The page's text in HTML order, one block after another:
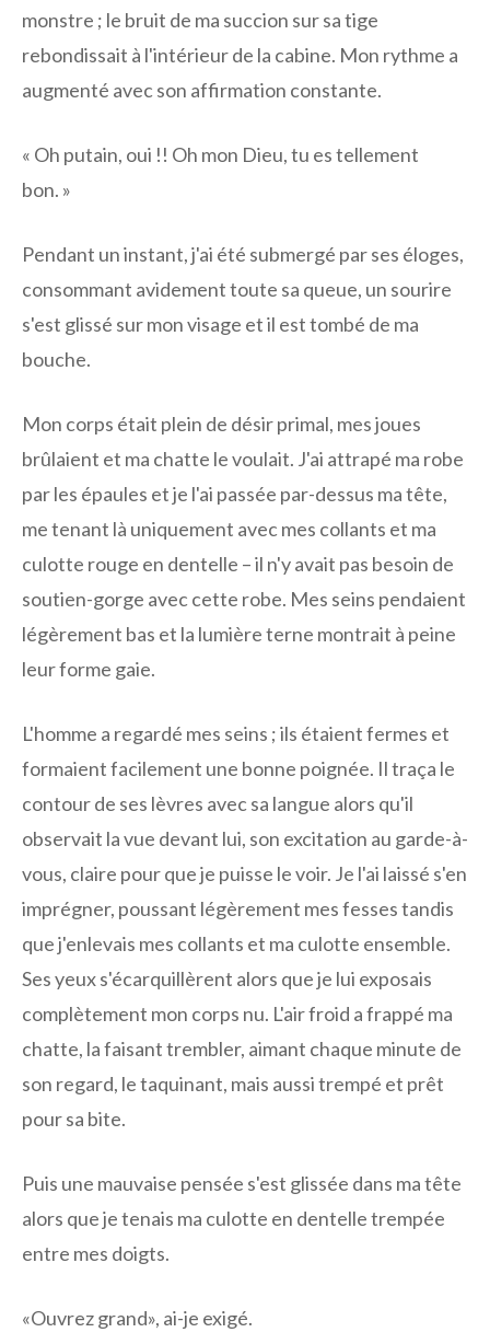
monstre ; le bruit de ma succion sur sa tige
rebondissait à l'intérieur de la cabine. Mon rythme a
augmenté avec son affirmation constante.
« Oh putain, oui !! Oh mon Dieu, tu es tellement
bon. »
Pendant un instant, j'ai été submergé par ses éloges,
consommant avidement toute sa queue, un sourire
s'est glissé sur mon visage et il est tombé de ma
bouche.
Mon corps était plein de désir primal, mes joues
brûlaient et ma chatte le voulait. J'ai attrapé ma robe
par les épaules et je l'ai passée par-dessus ma tête,
me tenant là uniquement avec mes collants et ma
culotte rouge en dentelle – il n'y avait pas besoin de
soutien-gorge avec cette robe. Mes seins pendaient
légèrement bas et la lumière terne montrait à peine
leur forme gaie.
L'homme a regardé mes seins ; ils étaient fermes et
formaient facilement une bonne poignée. Il traça le
contour de ses lèvres avec sa langue alors qu'il
observait la vue devant lui, son excitation au garde-à-
vous, claire pour que je puisse le voir. Je l'ai laissé s'en
imprégner, poussant légèrement mes fesses tandis
que j'enlevais mes collants et ma culotte ensemble.
Ses yeux s'écarquillèrent alors que je lui exposais
complètement mon corps nu. L'air froid a frappé ma
chatte, la faisant trembler, aimant chaque minute de
son regard, le taquinant, mais aussi trempé et prêt
pour sa bite.
Puis une mauvaise pensée s'est glissée dans ma tête
alors que je tenais ma culotte en dentelle trempée
entre mes doigts.
«Ouvrez grand», ai-je exigé.